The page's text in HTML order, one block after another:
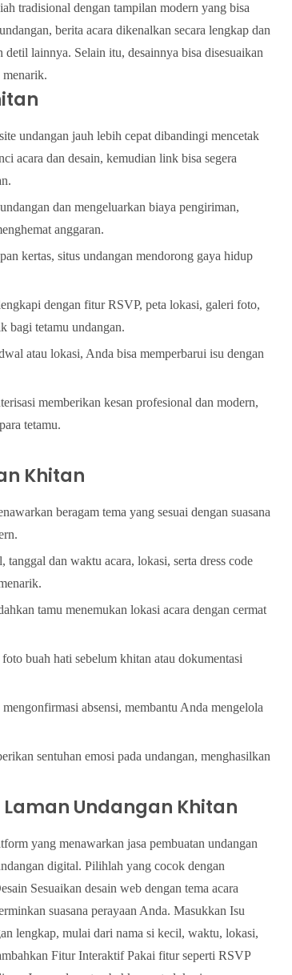
tradisional dengan tampilan modern yang bisa
berita acara dikenalkan secara lengkap dan
lainnya. Selain itu, desainnya bisa disesuaikan
menarik.
undangan jauh lebih cepat dibandingi mencetak
acara dan desain, kemudian link bisa segera
dan mengeluarkan biaya pengiriman,
anggaran.
kertas, situs undangan mendorong gaya hidup
dengan fitur RSVP, peta lokasi, galeri foto,
bagi tetamu undangan.
atau lokasi, Anda bisa memperbarui isu dengan
memberikan kesan profesional dan modern,
tetamu.
Khitan
beragam tema yang sesuai dengan suasana
dan waktu acara, lokasi, serta dress code
tamu menemukan lokasi acara dengan cermat
buah hati sebelum khitan atau dokumentasi
absensi, membantu Anda mengelola
sentuhan emosi pada undangan, menghasilkan
Undangan Khitan
yang menawarkan jasa pembuatan undangan
digital. Pilihlah yang cocok dengan
Sesuaikan desain web dengan tema acara
suasana perayaan Anda. Masukkan Isu
lengkap, mulai dari nama si kecil, waktu, lokasi,
Fitur Interaktif Pakai fitur seperti RSVP